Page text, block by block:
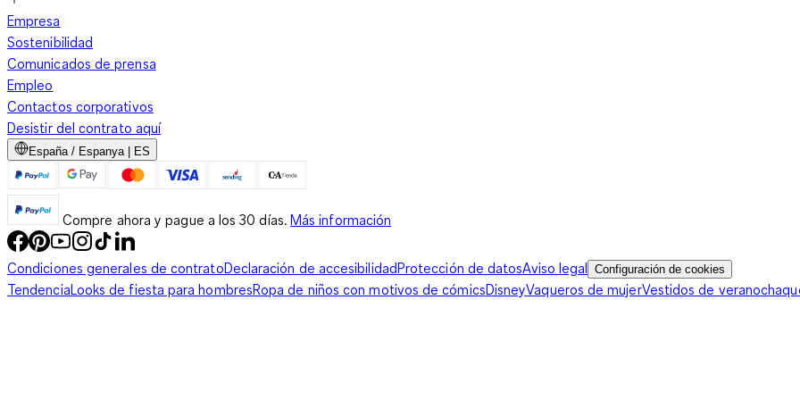
Empresa
Sostenibilidad
Comunicados de prensa
Empleo
Contactos corporativos
Desistir del contrato aquí
España / Espanya | ES
Compre ahora y pague a los 30 días. Más información
Condiciones generales de contratoDeclaración de accesibilidadProtección de datosAviso legal Configuración de cookies
TendenciaLooks de fiesta para hombresRopa de niños con motivos de cómicsDisneyVaqueros de mujerVestidos de verano